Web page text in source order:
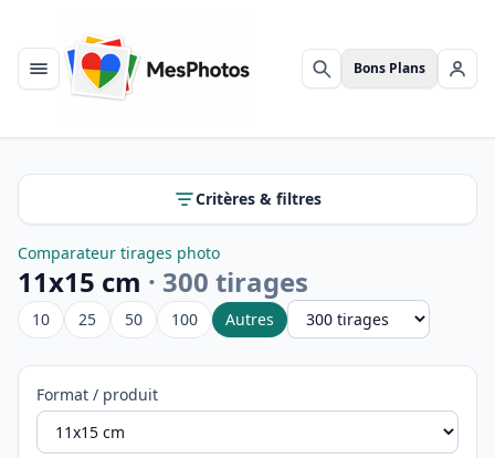
Menu Rechercher
Bons Plans Se
Critères & filtres
Comparateur tirages photo
11x15 cm · 300 tirages
10 25 50 100 Autres
Format / produit